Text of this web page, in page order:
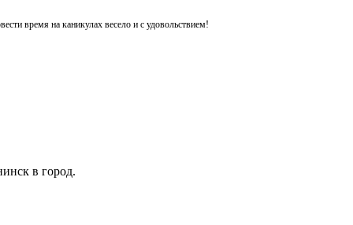
время на каникулах весело и с удовольствием!
в город.